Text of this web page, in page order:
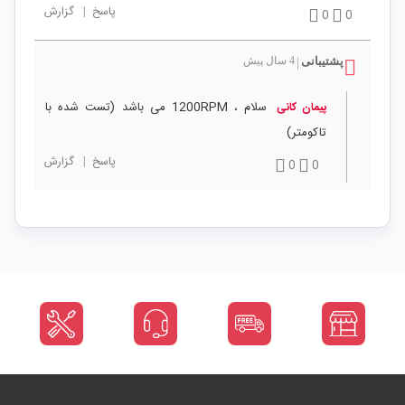
0
0 پاسخ | گزارش
پشتیبانی 4 سال پیش
پیمان کانی
سلام ، 1200RPM می باشد (تست شده با
تاکومتر)
0
0 پاسخ | گزارش